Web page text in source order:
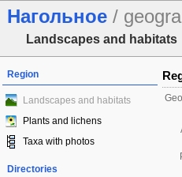
Нагольное /
Landscapes and habitats
Region
Landscapes and habitats
Plants and lichens
Taxa with photos
Directories